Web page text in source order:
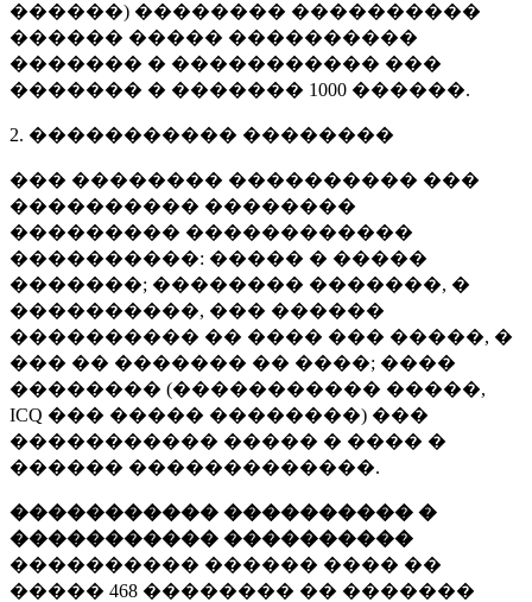
������) �������� ����������
������ ����� ����������
������� � ����������� ���
������� � ������� 1000 ������.
2. ����������� ��������
��� �������� ���������� ���
���������� ��������
��������� ������������
����������: ����� � �����
�������; �������� �������, �
����������, ��� ������
���������� �� ���� ��� �����, �
��� �� ������� �� ����; ����
�������� (����������� �����,
ICQ ��� ����� ��������) ���
����������� ����� � ���� �
������ �������������.
����������� ���������� �
����������� ����������
���������� ������ ���� ��
����� 468 �������� �� �������